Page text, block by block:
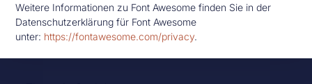
Weitere Informationen zu Font Awesome finden Sie in der
Datenschutzerklärung für Font Awesome
unter: https://fontawesome.com/privacy.